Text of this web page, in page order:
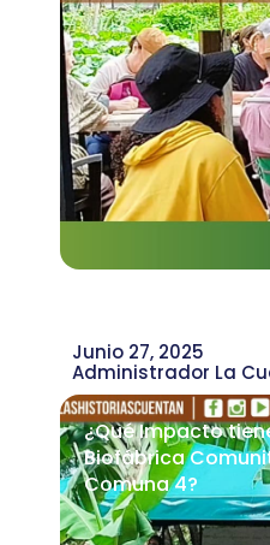
Junio 27, 2025
Administrador La
¿Qué Impacto
Biofábrica
Comuna 4?